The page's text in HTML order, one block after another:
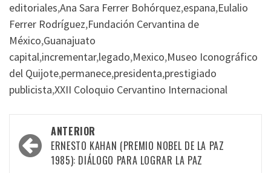
editoriales,Ana Sara Ferrer Bohórquez,espana,Eulalio
Ferrer Rodríguez,Fundación Cervantina de
México,Guanajuato
capital,incrementar,legado,Mexico,Museo Iconográfico
del Quijote,permanece,presidenta,prestigiado
publicista,XXII Coloquio Cervantino Internacional
Navegación
por
ANTERIOR
ERNESTO KAHAN (PREMIO NOBEL DE LA PAZ
1985): DIÁLOGO PARA LOGRAR LA PAZ